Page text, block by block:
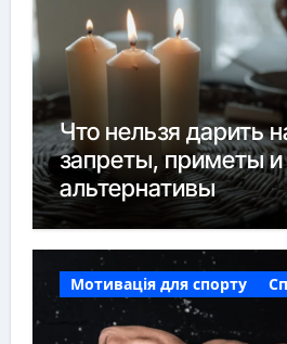
Что нельзя дарить
запреты, приметы
альтернативы
Мотивація для спорту